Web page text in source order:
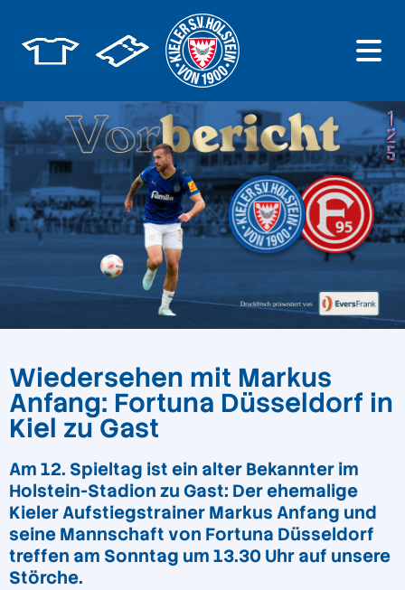
Wiedersehen mit Markus
Anfang: Fortuna Düsseldorf in
Kiel zu Gast
Am 12. Spieltag ist ein alter Bekannter im
Holstein-Stadion zu Gast: Der ehemalige
Kieler Aufstiegstrainer Markus Anfang und
seine Mannschaft von Fortuna Düsseldorf
treffen am Sonntag um 13.30 Uhr auf unsere
Störche.